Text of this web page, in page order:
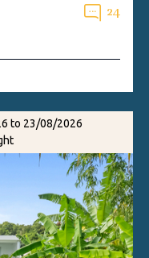
24
to 23/08/2026